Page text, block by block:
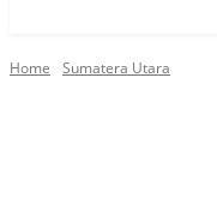
Home Sumatera Utara